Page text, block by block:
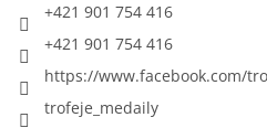
+421 901 754 416
+421 901 754 416
https://www.facebook.com/
trofeje_medaily